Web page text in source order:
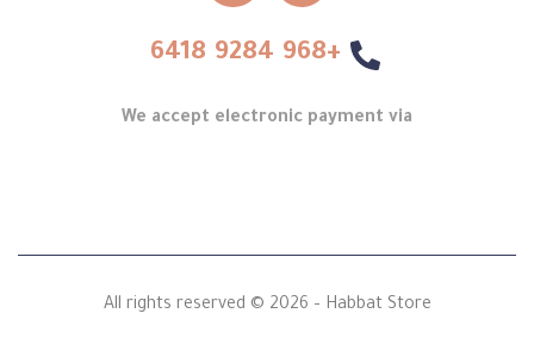
+968 9284 6418
We accept electronic payment via
All rights reserved © 2026 – Habbat Store